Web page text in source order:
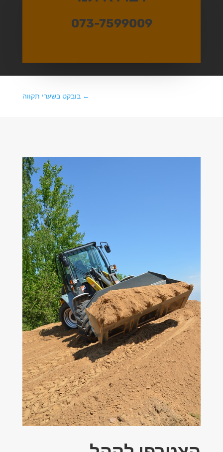
073-7599009
←בובקט בשערי תקווה